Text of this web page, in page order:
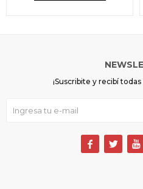
¡Suscribite y recibí
  